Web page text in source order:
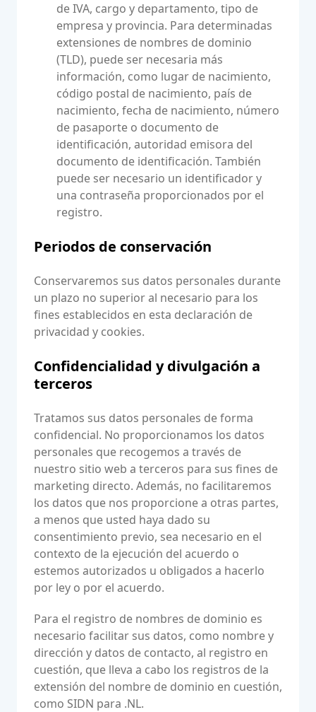
de IVA, cargo y departamento, tipo de
empresa y provincia. Para determinadas
extensiones de nombres de dominio
(TLD), puede ser necesaria más
información, como lugar de nacimiento,
código postal de nacimiento, país de
nacimiento, fecha de nacimiento, número
de pasaporte o documento de
identificación, autoridad emisora del
documento de identificación. También
puede ser necesario un identificador y
una contraseña proporcionados por el
registro.
Periodos de conservación
Conservaremos sus datos personales durante
un plazo no superior al necesario para los
fines establecidos en esta declaración de
privacidad y cookies.
Confidencialidad y divulgación a
terceros
Tratamos sus datos personales de forma
confidencial. No proporcionamos los datos
personales que recogemos a través de
nuestro sitio web a terceros para sus fines de
marketing directo. Además, no facilitaremos
los datos que nos proporcione a otras partes,
a menos que usted haya dado su
consentimiento previo, sea necesario en el
contexto de la ejecución del acuerdo o
estemos autorizados u obligados a hacerlo
por ley o por el acuerdo.
Para el registro de nombres de dominio es
necesario facilitar sus datos, como nombre y
dirección y datos de contacto, al registro en
cuestión, que lleva a cabo los registros de la
extensión del nombre de dominio en cuestión,
como SIDN para .NL.